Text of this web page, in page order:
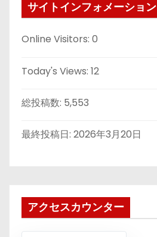
サイトインフォメーション
Online Visitors: 0
Today's Views: 12
総投稿数: 5,553
最終投稿日: 2026年3月20日
アクセスカウンター